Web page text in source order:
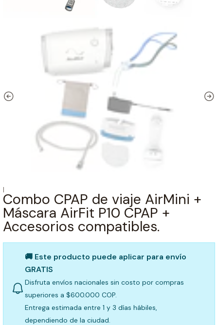
|
Combo CPAP de viaje AirMini +
Máscara AirFit P10 CPAP +
Accesorios compatibles.
🚚 Este producto puede aplicar para envío
GRATIS
Disfruta envíos nacionales sin costo por compras
superiores a $600.000 COP.
Entrega estimada entre 1 y 3 días hábiles,
dependiendo de la ciudad.